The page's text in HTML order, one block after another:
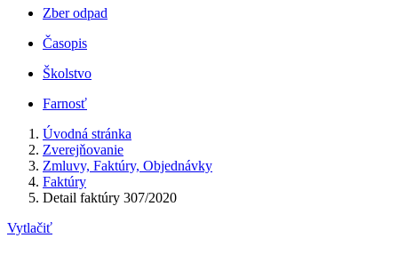
Zber odpad
Časopis
Školstvo
Farnosť
Úvodná stránka
Zverejňovanie
Zmluvy, Faktúry, Objednávky
Faktúry
Detail faktúry 307/2020
Vytlačiť